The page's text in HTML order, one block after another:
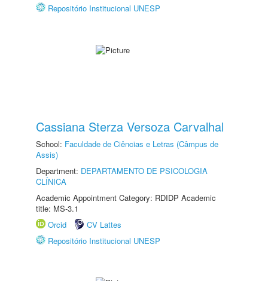
Repositório Institucional UNESP
Cassiana Sterza Versoza Carvalhal
School: Faculdade de Ciências e Letras (Câmpus de
Assis)
Department: DEPARTAMENTO DE PSICOLOGIA
CLÍNICA
Academic Appointment Category: RDIDP Academic
title: MS-3.1
Orcid
CV Lattes
Repositório Institucional UNESP